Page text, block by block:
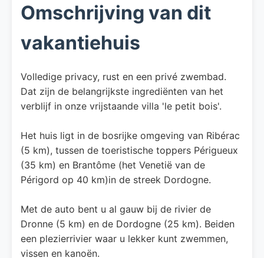
Omschrijving van dit
vakantiehuis
Volledige privacy, rust en een privé zwembad.
Dat zijn de belangrijkste ingrediënten van het
verblijf in onze vrijstaande villa 'le petit bois'.
Het huis ligt in de bosrijke omgeving van Ribérac
(5 km), tussen de toeristische toppers Périgueux
(35 km) en Brantôme (het Venetië van de
Périgord op 40 km)in de streek Dordogne.
Met de auto bent u al gauw bij de rivier de
Dronne (5 km) en de Dordogne (25 km). Beiden
een plezierrivier waar u lekker kunt zwemmen,
vissen en kanoën.